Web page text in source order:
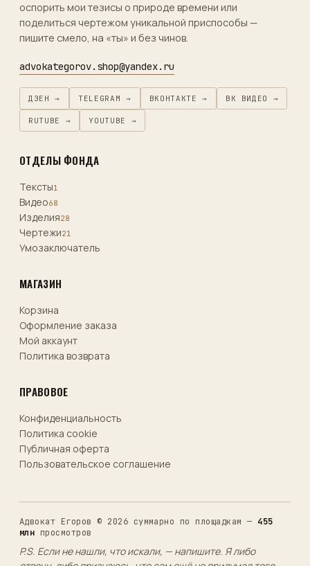
оспорить мои тезисы о природе времени или
поделиться чертежом уникальной приспособы —
пишите смело, на «ты» и без чинов.
advokategorov.shop@yandex.ru
ДЗЕН → TELEGRAM → ВКОНТАКТЕ → ВК ВИДЕО →
RUTUBE → YOUTUBE →
ОТДЕЛЫ ФОНДА
Тексты1
Видео68
Изделия28
Чертежи21
Умозаключатель
МАГАЗИН
Корзина
Оформление заказа
Мой аккаунт
Политика возврата
ПРАВОВОЕ
Конфиденциальность
Политика cookie
Публичная оферта
Пользовательское соглашение
Адвокат Егоров © 2026 суммарно по площадкам — 455
млн просмотров
P.S. Если не нашли, что искали, — напишите. Я либо